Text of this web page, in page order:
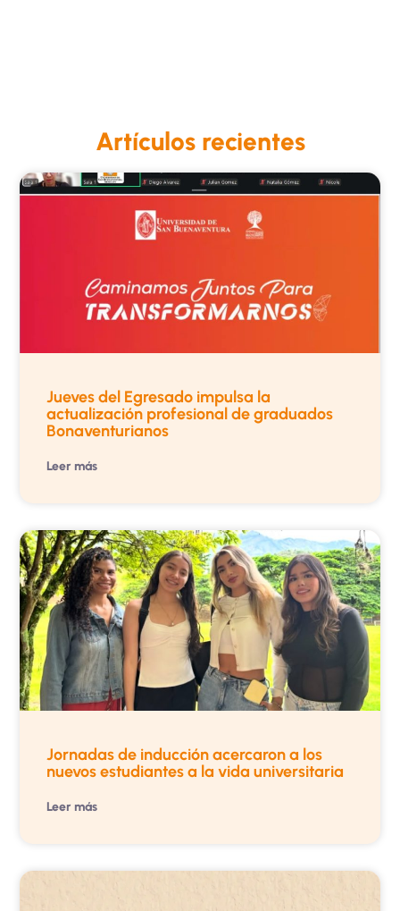
Artículos recientes
Jueves del Egresado impulsa la
actualización profesional de graduados
Bonaventurianos
Leer más
Jornadas de inducción acercaron a los
nuevos estudiantes a la vida universitaria
Leer más